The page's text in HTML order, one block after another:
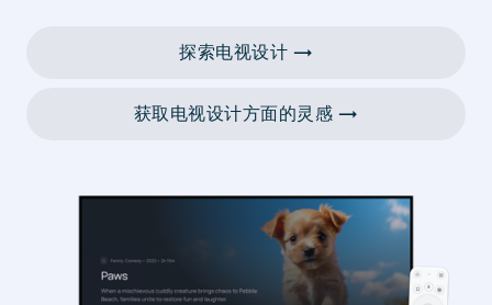
探索电视设计 →
获取电视设计方面的灵感 →